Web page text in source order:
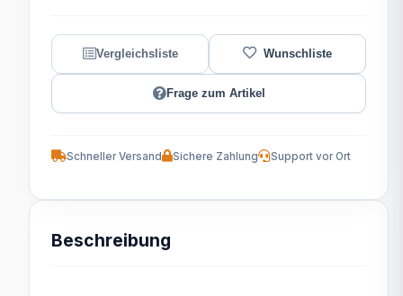
Frage zum Artikel
Schneller Versand Sichere Zahlung Support vor Ort
Beschreibung